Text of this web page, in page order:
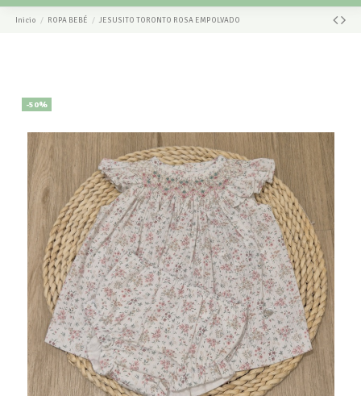
Inicio ROPA BEBÉ JESUSITO TORONTO ROSA EMPOLVADO
-50%